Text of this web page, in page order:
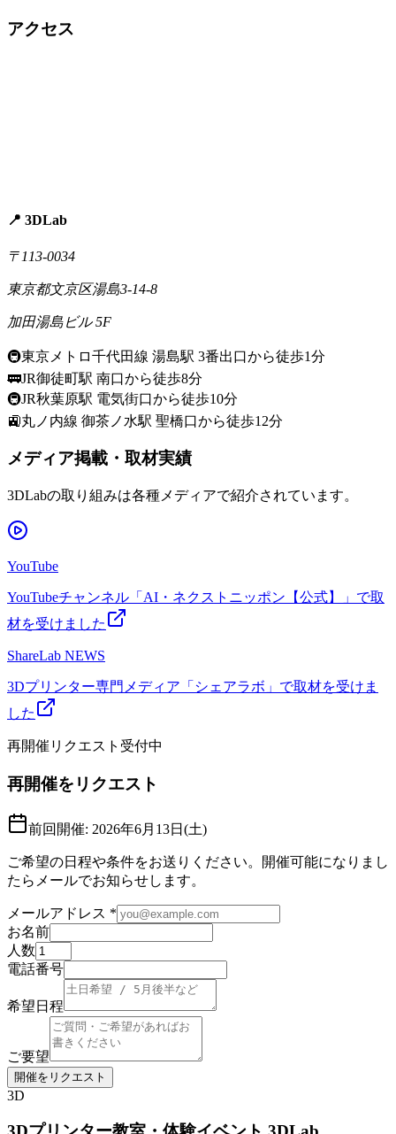
アクセス
📍 3DLab
〒113-0034
東京都文京区湯島3-14-8
加田湯島ビル 5F
🚇東京メトロ千代田線 湯島駅 3番出口から徒歩1分
🚃JR御徒町駅 南口から徒歩8分
🚇JR秋葉原駅 電気街口から徒歩10分
🚉丸ノ内線 御茶ノ水駅 聖橋口から徒歩12分
メディア掲載・取材実績
3DLabの取り組みは各種メディアで紹介されています。
YouTube
YouTubeチャンネル「AI・ネクストニッポン【公式】」で取
材を受けました
ShareLab NEWS
3Dプリンター専門メディア「シェアラボ」で取材を受けま
した
再開催リクエスト受付中
再開催をリクエスト
前回開催: 2026年6月13日(土)
ご希望の日程や条件をお送りください。開催可能になりまし
たらメールでお知らせします。
メールアドレス *
お名前
人数
電話番号
希望日程
ご要望
開催をリクエスト
3D